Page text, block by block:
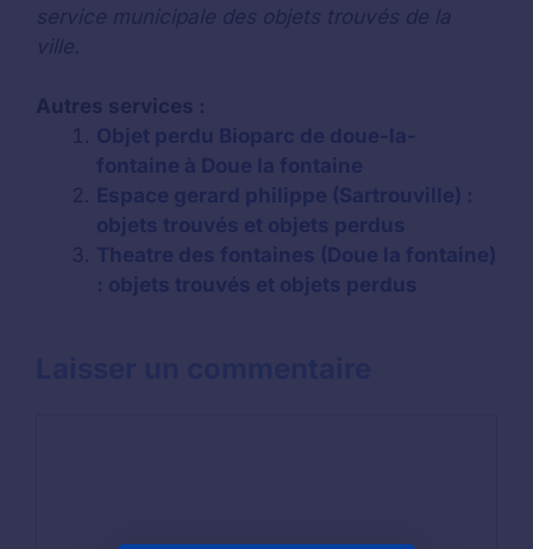
service municipale des objets trouvés de la
ville.
Autres services :
Objet perdu Bioparc de doue-la-
fontaine à Doue la fontaine
Espace gerard philippe (Sartrouville) :
objets trouvés et objets perdus
Theatre des fontaines (Doue la fontaine)
: objets trouvés et objets perdus